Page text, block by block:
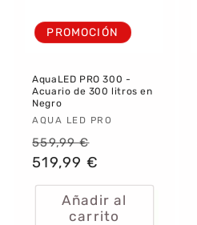
PROMOCIÓN
AquaLED PRO 300 -
Acuario de 300 litros en
Negro
Proveedor:
AQUA LED PRO
Precio
habitual
559,99 €
oferta
519,99 €
Añadir al
carrito